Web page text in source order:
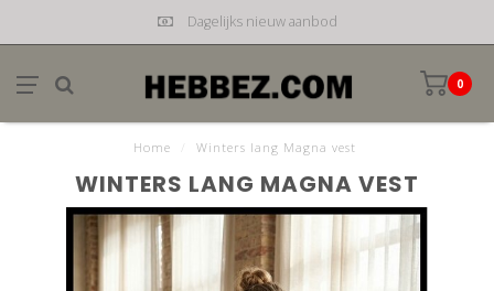
Dagelijks nieuw aanbod
0
Home Winters lang Magna vest
WINTERS LANG MAGNA VEST